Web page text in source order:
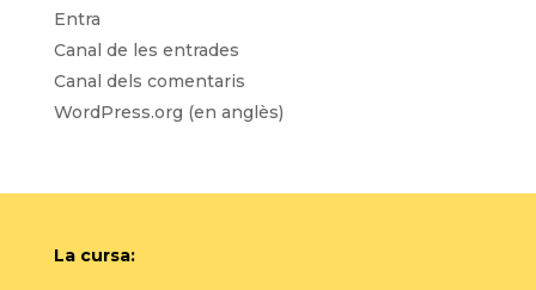
Entra
Canal de les entrades
Canal dels comentaris
WordPress.org (en anglès)
La cursa: